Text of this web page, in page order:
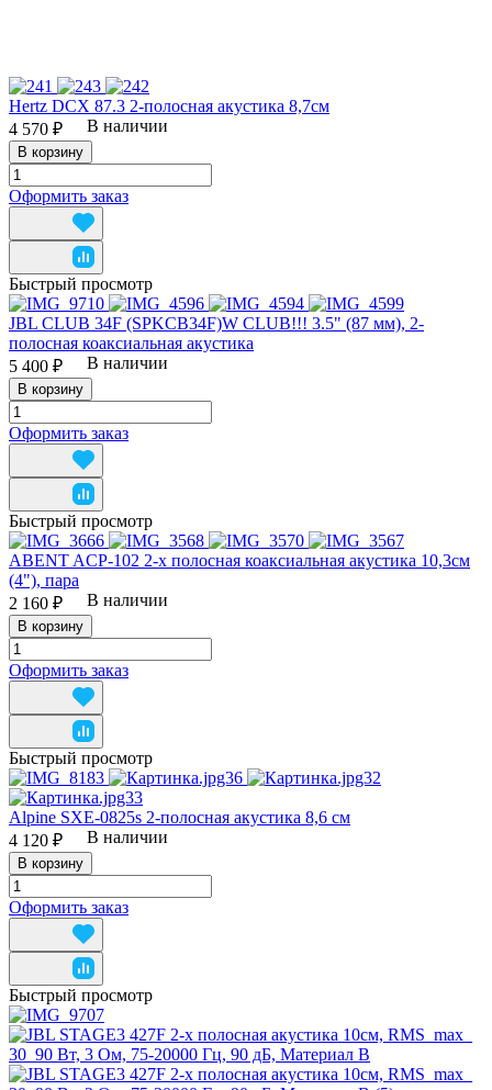
Hertz DCX 87.3 2-полосная акустика 8,7см
4 570 ₽
В наличии
В корзину
Оформить заказ
Быстрый просмотр
JBL CLUB 34F (SPKCB34F)W CLUB!!! 3.5" (87 мм), 2-
полосная коаксиальная акустика
5 400 ₽
В наличии
В корзину
Оформить заказ
Быстрый просмотр
ABENT ACP-102 2-х полосная коаксиальная акустика 10,3см
(4"), пара
2 160 ₽
В наличии
В корзину
Оформить заказ
Быстрый просмотр
Alpine SXE-0825s 2-полосная акустика 8,6 см
4 120 ₽
В наличии
В корзину
Оформить заказ
Быстрый просмотр